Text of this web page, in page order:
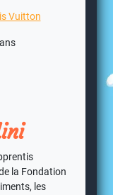
Vuitton
la Fondation
les